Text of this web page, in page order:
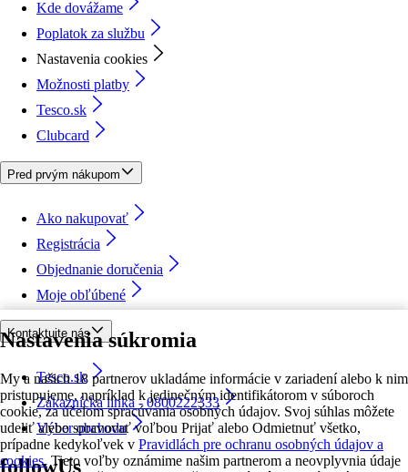
Nastavenia súkromia
My a našich 18 partnerov ukladáme informácie v zariadení alebo k nim
pristupujeme, napríklad k jedinečným identifikátorom v súboroch
cookie, za účelom spracúvania osobných údajov. Svoj súhlas môžete
udeliť alebo spravovať voľbou Prijať alebo Odmietnuť všetko,
prípadne kedykoľvek v Pravidlách pre ochranu osobných údajov a
cookies. Tieto voľby oznámime našim partnerom a neovplyvnia údaje
Kde dovážame
Poplatok za službu
Nastavenia cookies
Možnosti platby
Tesco.sk
Clubcard
Pred prvým nákupom
Ako nakupovať
Registrácia
Objednanie doručenia
Moje obľúbené
Kontaktujte nás
Tesco.sk
Zákaznícka linka - 0800222333
Výber obchodu
followUs